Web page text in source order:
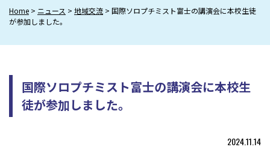
Home > ニュース > 地域交流 > 国際ソロプチミスト富士の講演会に本校生徒
が参加しました。
国際ソロプチミスト富士の講演会に本校生
徒が参加しました。
2024.11.14